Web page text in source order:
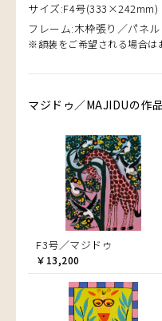
サイズ:F4号(333×242mm)
フレーム:木枠張り／パネル
※額装をご希望される場合は
マジドゥ／MAJIDUの作
F3号／マジドゥ
￥13,200